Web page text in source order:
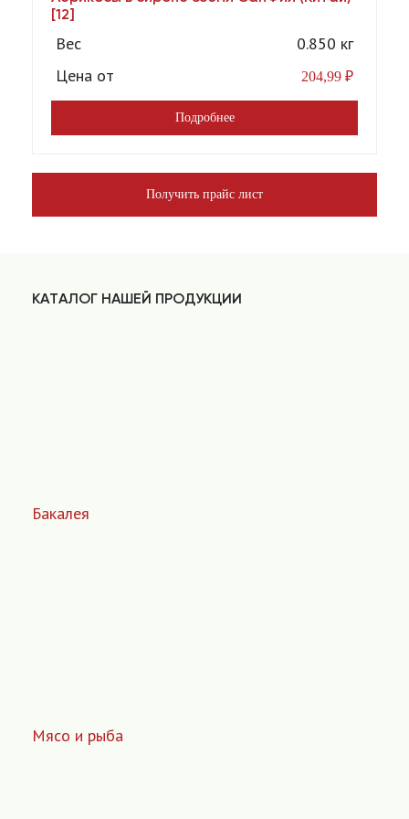
[12]
Вес
0.850 кг
Цена от
204,99 ₽
Подробнее
Получить прайс лист
КАТАЛОГ НАШЕЙ ПРОДУКЦИИ
Бакалея
Мясо и рыба